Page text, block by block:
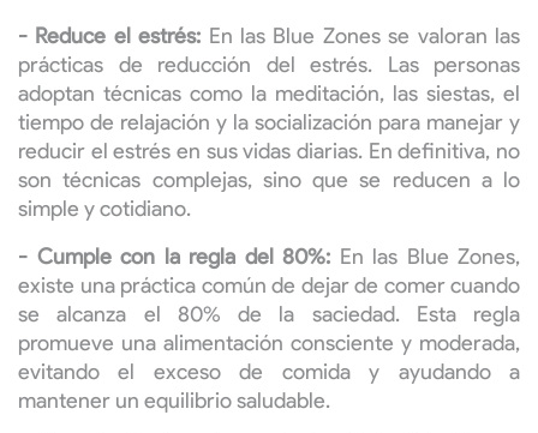
- Reduce el estrés: En las Blue Zones se valoran las
prácticas de reducción del estrés. Las personas
adoptan técnicas como la meditación, las siestas, el
tiempo de relajación y la socialización para manejar y
reducir el estrés en sus vidas diarias. En definitiva, no
son técnicas complejas, sino que se reducen a lo
simple y cotidiano.
- Cumple con la regla del 80%: En las Blue Zones,
existe una práctica común de dejar de comer cuando
se alcanza el 80% de la saciedad. Esta regla
promueve una alimentación consciente y moderada,
evitando el exceso de comida y ayudando a
mantener un equilibrio saludable.